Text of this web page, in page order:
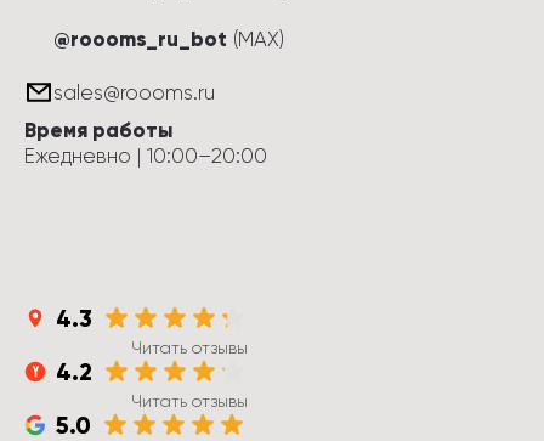
@roooms_ru_bot (MAX)
sales@roooms.ru
Время работы
Ежедневно | 10:00–20:00
4.3
Читать отзывы
4.2
Читать отзывы
5.0